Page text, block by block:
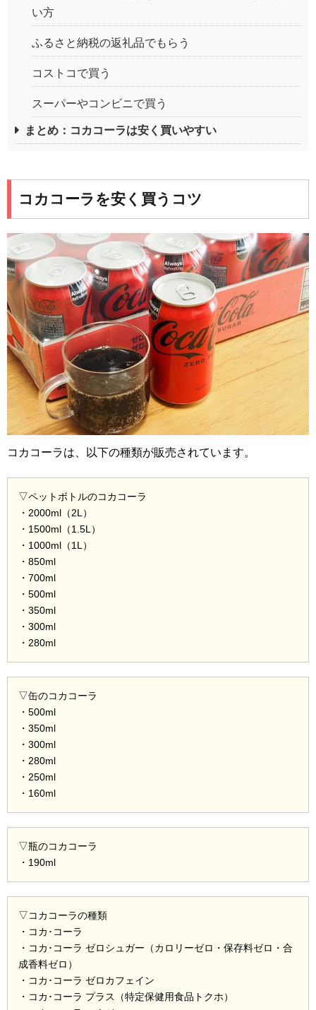
い方
ふるさと納税の返礼品でもらう
コストコで買う
スーパーやコンビニで買う
まとめ：コカコーラは安く買いやすい
コカコーラを安く買うコツ
コカコーラは、以下の種類が販売されています。
▽ペットボトルのコカコーラ
・2000ml（2L）
・1500ml（1.5L）
・1000ml（1L）
・850ml
・700ml
・500ml
・350ml
・300ml
・280ml
▽缶のコカコーラ
・500ml
・350ml
・300ml
・280ml
・250ml
・160ml
▽瓶のコカコーラ
・190ml
▽コカコーラの種類
・コカ･コーラ
・コカ･コーラ ゼロシュガー（カロリーゼロ・保存料ゼロ・合
成香料ゼロ）
・コカ･コーラ ゼロカフェイン
・コカ･コーラ プラス（特定保健用食品トクホ）